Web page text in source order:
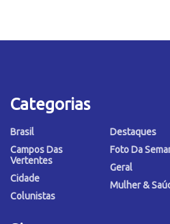
Categorias
Brasil
Campos Das
Vertentes
Cidade
Colunistas
Destaques
Foto Da
Geral
Mulher &